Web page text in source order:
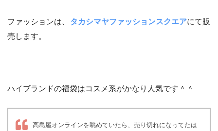
ファッションは、 タカシマヤファッションスクエアにて販
売します。
ハイブランドの福袋はコスメ系がかなり人気です＾＾
高島屋オンラインを眺めていたら、売り切れになってたは